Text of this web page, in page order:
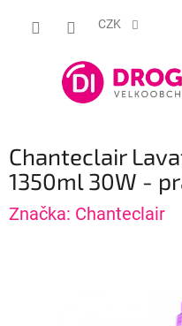
CZK
Chanteclair
1350ml 30W -
Značka: Chanteclair